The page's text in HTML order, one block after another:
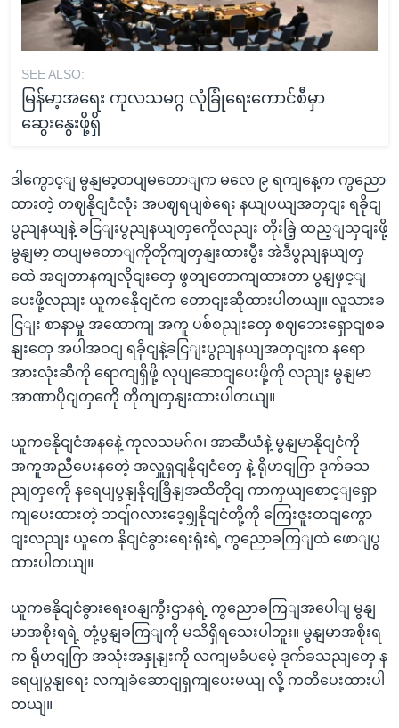
SEE ALSO:
မြန်မာ့အရေး ကုလသမဂ္ဂ လုံခြုံရေးကောင်စီမှာ
ဆွေးနွေးဖို့ရှိ
ဒါကွောင့ျ မွနျမာ့တပျမတောျက မလေ ၉ ရကျနေ့က ကွညော
ထားတဲ့ တဈနိုငျငံလုံး အပဈရပျစဲရေး နယျပယျအတှငျး ရခိုငျ
ပွညျနယျနဲ့ ခငြျးပွညျနယျတှကေိုလညျး တိုးခြဲ့ ထည့ျသှငျးဖို့
မွနျမာ့ တပျမတောျကိုတိုကျတှနျးထားပွီး အဲဒီပွညျနယျတှ
ထေဲ အငျတာနကျလိုငျးတှေ ဖွတျတောကျထားတာ ပွနျဖှင့ျ
ပေးဖို့လညျး ယူကနေိုငျငံက တောငျးဆိုထားပါတယျ။ လူသားခ
ငြျး စာနာမှု အထောကျ အကူ ပစ်စညျးတှေ စဈဘေးရှောငျစခ
နျးတှေ အပါအဝငျ ရခိုငျနဲ့ခငြျးပွညျနယျအတှငျးက နရော
အားလုံးဆီကို ရောကျရှိဖို့ လုပျဆောငျပေးဖို့ကို လညျး မွနျမာ
အာဏာပိုငျတှကေို တိုကျတှနျးထားပါတယျ။
ယူကနေိုငျငံအနနေဲ့ ကုလသမဂ်ဂ၊ အာဆီယံနဲ့ မွနျမာနိုငျငံကို
အကူအညီပေးနတေဲ့ အလှူရှငျနိုငျငံတှေ နဲ့ ရိုဟငျဂြာ ဒုက်ခသ
ညျတှကေို နရေပျပွနျနိုငျခြိနျအထိတိုငျ ကာကှယျစောင့ျရှော
ကျပေးထားတဲ့ ဘငျ်ဂလားဒေ့ရျှနိုငျငံတို့ကို ကြေးဇူးတငျကွော
ငျးလညျး ယူကေ နိုငျငံခွားရေးရုံးရဲ့ ကွညောခကြျထဲ ဖောျပွ
ထားပါတယျ။
ယူကနေိုငျငံခွားရေးဝနျကွီးဌာနရဲ့ ကွညောခကြျအပေါျ မွနျ
မာအစိုးရရဲ့ တုံ့ပွနျခကြျကို မသိရှိရသေးပါဘူး။ မွနျမာအစိုးရ
က ရိုဟငျဂြာ အသုံးအနှုနျးကို လကျမခံပမေဲ့ ဒုက်ခသညျတှေ န
ရေပျပွနျရေး လကျခံဆောငျရှကျပေးမယျ လို့ ကတိပေးထားပါ
တယျ။